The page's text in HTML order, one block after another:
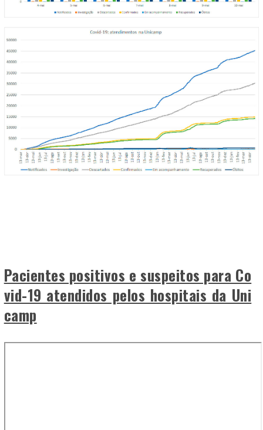
Pacientes positivos e suspeitos para Co
vid-19 atendidos pelos hospitais da Uni
camp